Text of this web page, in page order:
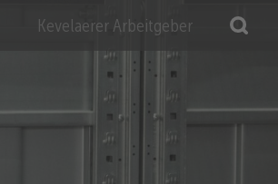
Kevelaerer Arbeitgeber